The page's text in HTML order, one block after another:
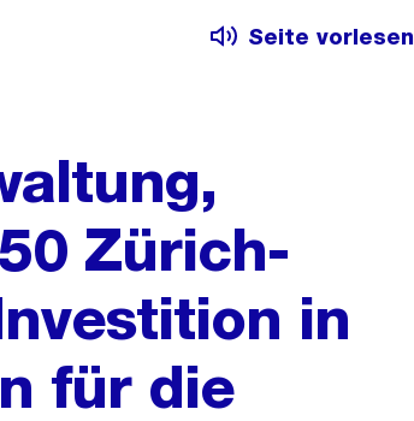
Seite vorlesen
Zürich-
in
für die